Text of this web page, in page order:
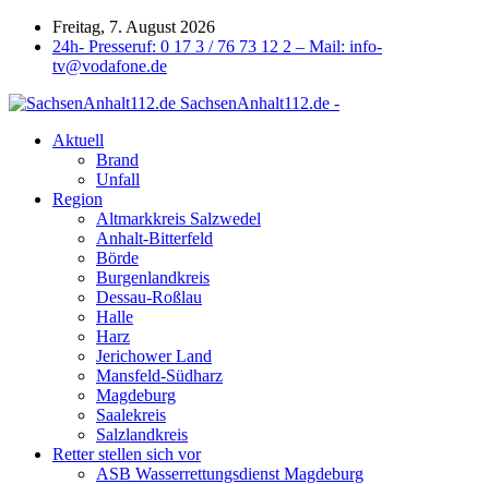
Freitag, 7. August 2026
24h- Presseruf: 0 17 3 / 76 73 12 2 – Mail: info-
tv@vodafone.de
SachsenAnhalt112.de -
Aktuell
Brand
Unfall
Region
Altmarkkreis Salzwedel
Anhalt-Bitterfeld
Börde
Burgenlandkreis
Dessau-Roßlau
Halle
Harz
Jerichower Land
Mansfeld-Südharz
Magdeburg
Saalekreis
Salzlandkreis
Retter stellen sich vor
ASB Wasserrettungsdienst Magdeburg